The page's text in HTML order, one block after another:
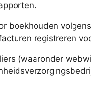
boekhouden
registreren
(waaronder